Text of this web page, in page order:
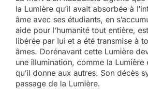
la Lumière qu’il avait absorbée à
âme avec ses étudiants, en
aide pour l’humanité tout entière,
libérée par lui et a été transmise à
âmes. Dorénavant cette Lumière
une illumination, comme la Lumière
qu’il donne aux autres. Son décès
passage de la Lumière.